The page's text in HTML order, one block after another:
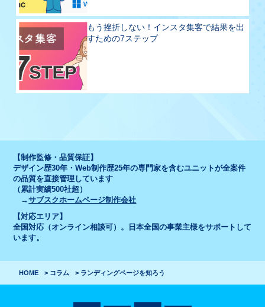
もう挫折しない！インスタ集客で結果を出
すための7ステップ
【制作監修・品質保証】
デザイン歴30年・Web制作歴25年の専門家を含むユニットが全案件
の品質を直接管理しています
（累計実績500社超）
→サブスクホームページ制作会社
【対応エリア】
全国対応（オンライン相談可）。日本全国の事業主様をサポートして
います。
HOME コラム ランディングページを知ろう